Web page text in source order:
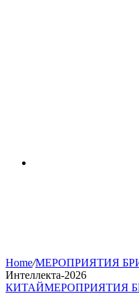
Home/МЕРОПРИЯТИЯ
Интеллекта-2026
КИТАЙМЕРОПРИЯТИЯ